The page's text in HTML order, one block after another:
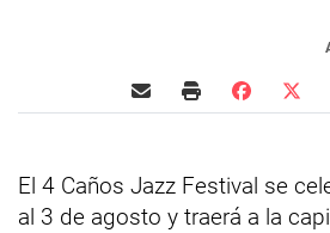
El 4 Caños Jazz Festival se
al 3 de agosto y traerá a la